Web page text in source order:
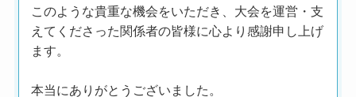
このような貴重な機会をいただき、大会を運営・支
えてくださった関係者の皆様に心より感謝申し上げ
ます。
本当にありがとうございました。